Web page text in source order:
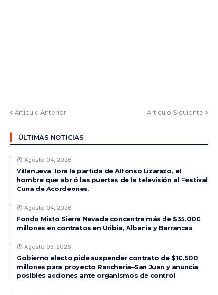
Artículo Anterior Artículo Siguiente
ÚLTIMAS NOTICIAS
Agosto 04, 2026
Villanueva llora la partida de Alfonso Lizarazo, el
hombre que abrió las puertas de la televisión al Festival
Cuna de Acordeones.
Agosto 04, 2026
Fondo Mixto Sierra Nevada concentra más de $35.000
millones en contratos en Uribia, Albania y Barrancas
Agosto 03, 2026
Gobierno electo pide suspender contrato de $10.500
millones para proyecto Ranchería–San Juan y anuncia
posibles acciones ante organismos de control